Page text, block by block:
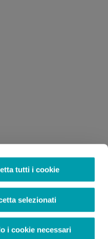
tutti i cookie
selezionati
i cookie necessari